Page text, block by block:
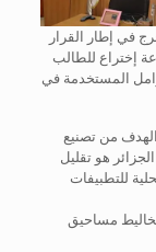
التخرج في إطار القرار
المستخدمة في
من تصنيع
هو تقليل
للتطبيفات
مساحيق